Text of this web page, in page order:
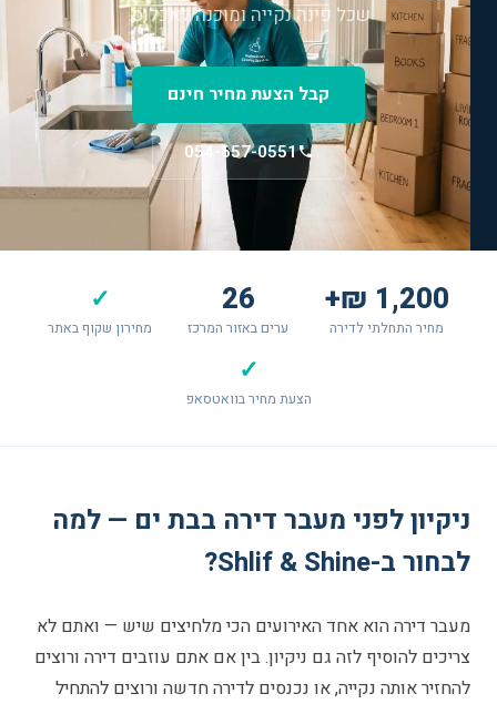
שכל פינה נקייה ומוכנה לאכלוס.
קבל הצעת מחיר חינם
054-657-0551
1,200 ₪+
מחיר התחלתי לדירה
26
ערים באזור המרכז
✓
מחירון שקוף באתר
✓
הצעת מחיר בוואטסאפ
ניקיון לפני מעבר דירה בבת ים — למה
לבחור ב-Shlif & Shine?
מעבר דירה הוא אחד האירועים הכי מלחיצים שיש — ואתם לא
צריכים להוסיף לזה גם ניקיון. בין אם אתם עוזבים דירה ורוצים
להחזיר אותה נקייה, או נכנסים לדירה חדשה ורוצים להתחיל